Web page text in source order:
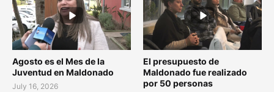
Agosto es el Mes de la
Juventud en Maldonado
July 16, 2026
El presupuesto de
Maldonado fue realizado
por 50 personas